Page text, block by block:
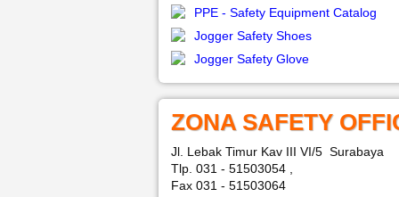
PPE - Safety Equipment Catalog
Jogger Safety Shoes
Jogger Safety Glove
ZONA SAFETY
Jl. Lebak Timur Kav III VI/5 Surabaya
Tlp. 031 - 51503054 ,
Fax 031 - 51503064